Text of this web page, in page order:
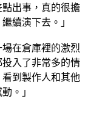
出事，真的很擔
續演下去。」
在倉庫裡的激烈
入了非常多的情
到製作人和其他
。」